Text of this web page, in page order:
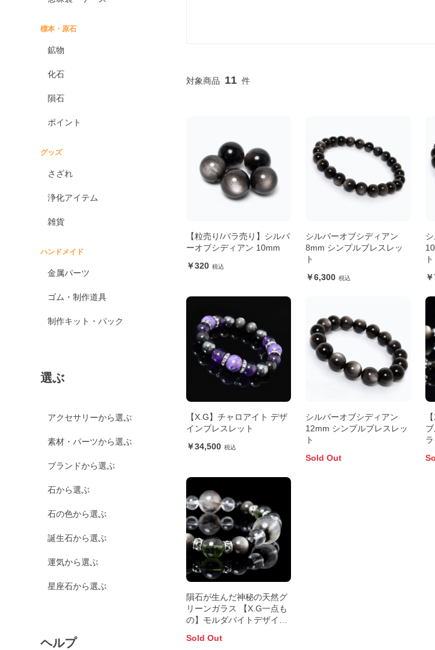
標本・原石
鉱物
化石
隕石
ポイント
グッズ
さざれ
浄化アイテム
雑貨
ハンドメイド
金属パーツ
ゴム・制作道具
制作キット・パック
選ぶ
アクセサリーから選ぶ
素材・パーツから選ぶ
ブランドから選ぶ
石から選ぶ
石の色から選ぶ
誕生石から選ぶ
運気から選ぶ
星座石から選ぶ
ヘルプ
11
【粒売り/バラ売り】シルバ
ーオブシディアン 10mm
320
シルバーオブシディアン
8mm シンプルブレスレッ
ト
6,300
ト
【X.G】チャロアイト デザ
インブレスレット
34,500
シルバーオブシディアン
12mm シンプルブレスレッ
ト
Sold Out
隕石が生んだ神秘の天然グ
リーンガラス 【X.G一点も
の】モルダバイトデザイン
Sold Out